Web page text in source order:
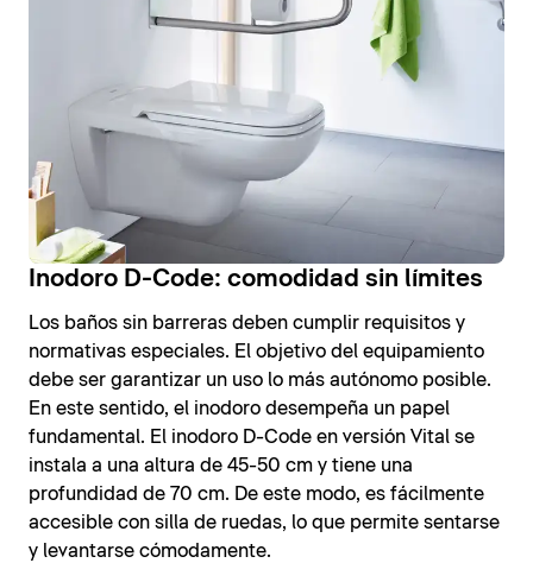
Inodoro D-Code: comodidad sin límites
Los baños sin barreras deben cumplir requisitos y
normativas especiales. El objetivo del equipamiento
debe ser garantizar un uso lo más autónomo posible.
En este sentido, el inodoro desempeña un papel
fundamental. El inodoro D-Code en versión Vital se
instala a una altura de 45-50 cm y tiene una
profundidad de 70 cm. De este modo, es fácilmente
accesible con silla de ruedas, lo que permite sentarse
y levantarse cómodamente.